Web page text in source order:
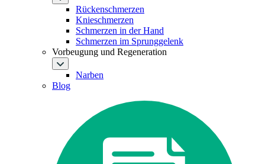
Rückenschmerzen
Knieschmerzen
Schmerzen in der Hand
Schmerzen im Sprunggelenk
Vorbeugung und Regeneration
Narben
Blog